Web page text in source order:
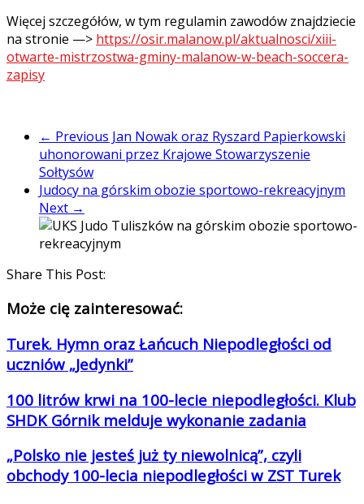
Więcej szczegółów, w tym regulamin zawodów znajdziecie
na stronie —> https://osir.malanow.pl/aktualnosci/xiii-
otwarte-mistrzostwa-gminy-malanow-w-beach-soccera-
zapisy
← Previous Jan Nowak oraz Ryszard Papierkowski
uhonorowani przez Krajowe Stowarzyszenie
Sołtysów
Judocy na górskim obozie sportowo-rekreacyjnym
Next →
Share This Post:
Może cię zainteresować:
Turek. Hymn oraz Łańcuch Niepodległości od
uczniów „Jedynki”
100 litrów krwi na 100-lecie niepodległości. Klub
SHDK Górnik melduje wykonanie zadania
„Polsko nie jesteś już ty niewolnicą”, czyli
obchody 100-lecia niepodległości w ZST Turek